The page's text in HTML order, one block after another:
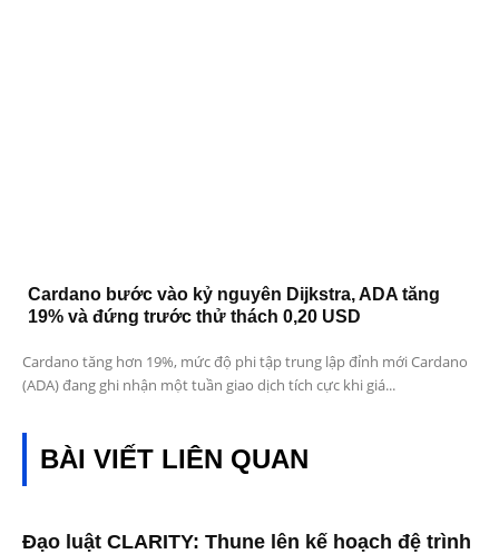
Cardano bước vào kỷ nguyên Dijkstra, ADA tăng
19% và đứng trước thử thách 0,20 USD
Cardano tăng hơn 19%, mức độ phi tập trung lập đỉnh mới Cardano
(ADA) đang ghi nhận một tuần giao dịch tích cực khi giá...
BÀI VIẾT LIÊN QUAN
Đạo luật CLARITY: Thune lên kế hoạch đệ trình